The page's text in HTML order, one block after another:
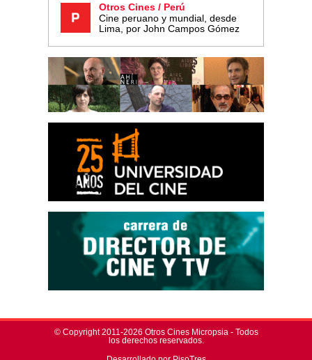
Otros Cines / Perú
Cine peruano y mundial, desde
Lima, por John Campos Gómez
© Copyright 2011-2026 Otros Cines Micropsia - Todos
los derechos reservados.